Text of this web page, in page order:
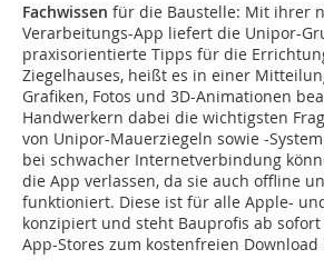
Fachwissen für die Baustelle: Mit ihrer
Verarbeitungs-App liefert die Unipor-
praxisorientierte Tipps für die
Ziegelhauses, heißt es in einer
Grafiken, Fotos und 3D-Animationen
Handwerkern dabei die wichtigsten
von Unipor-Mauerziegeln sowie -
bei schwacher Internetverbindung
die App verlassen, da sie auch offline
funktioniert. Diese ist für alle Apple-
konzipiert und steht Bauprofis ab
App-Stores zum kostenfreien Download